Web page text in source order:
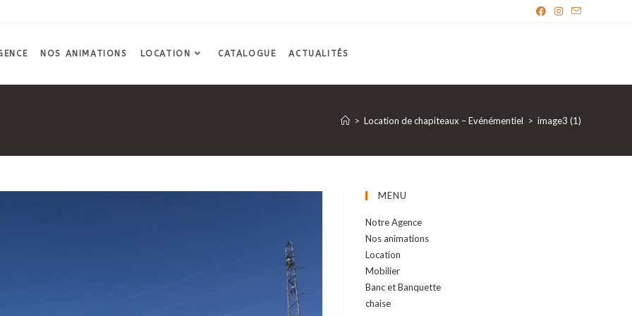
NOS ANIMATIONS LOCATION CATALOGUE ACTUALITÉS
> Location de chapiteaux – Evénémentiel > image3 (1)
MENU
Notre Agence
Nos animations
Location
Mobilier
Banc et Banquette
chaise